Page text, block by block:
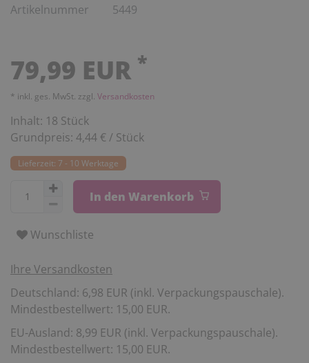
Artikelnummer 5449
79,99 EUR *
* inkl. ges. MwSt. zzgl. Versandkosten
Inhalt: 18 Stück
Grundpreis: 4,44 € / Stück
Lieferzeit: 7 - 10 Werktage
In den Warenkorb
Wunschliste
Ihre Versandkosten
Deutschland: 6,98 EUR (inkl. Verpackungspauschale).
Mindestbestellwert: 15,00 EUR.
EU-Ausland: 8,99 EUR (inkl. Verpackungspauschale).
Mindestbestellwert: 15,00 EUR.